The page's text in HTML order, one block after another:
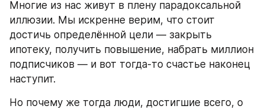
Многие из нас живут в плену парадоксальной
иллюзии. Мы искренне верим, что стоит
достичь определённой цели — закрыть
ипотеку, получить повышение, набрать миллион
подписчиков — и вот тогда-то счастье наконец
наступит.
Но почему же тогда люди, достигшие всего, о